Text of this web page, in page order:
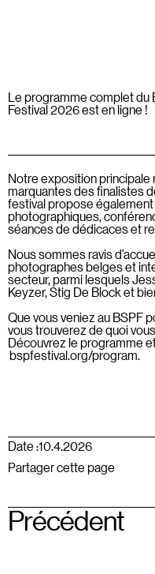
Le programme complet
Festival 2026 est en ligne !
Notre exposition
marquantes des finalistes
festival propose
photographiques,
séances de dédicaces et
Nous sommes ravis
photographes belges et
secteur, parmi lesquels
Keyzer, Stig De Block et
Que vous veniez au BSPF
vous trouverez de quoi
Découvrez le programme
bspfestival.org/program.
Date :10.4.2026
Partager cette page
Précédent